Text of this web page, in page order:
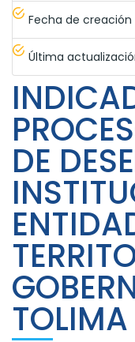
Fecha de creación
Última
DE
TOLIMA